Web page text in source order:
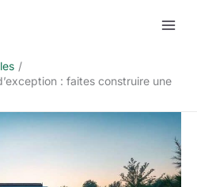
: faites construire une